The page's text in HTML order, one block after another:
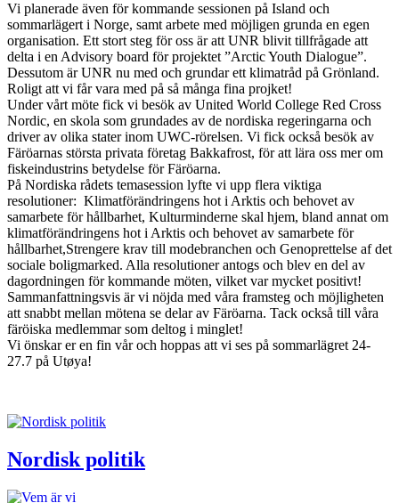
Vi planerade även för kommande sessionen på Island och
sommarlägert i Norge, samt arbete med möjligen grunda en egen
organisation. Ett stort steg för oss är att UNR blivit tillfrågade att
delta i en Advisory board för projektet ”Arctic Youth Dialogue”.
Dessutom är UNR nu med och grundar ett klimatråd på Grönland.
Roligt att vi får vara med på så många fina projket!
Under vårt möte fick vi besök av United World College Red Cross
Nordic, en skola som grundades av de nordiska regeringarna och
driver av olika stater inom UWC-rörelsen. Vi fick också besök av
Färöarnas största privata företag Bakkafrost, för att lära oss mer om
fiskeindustrins betydelse för Färöarna.
På Nordiska rådets temasession lyfte vi upp flera viktiga
resolutioner: Klimatförändringens hot i Arktis och behovet av
samarbete för hållbarhet, Kulturminderne skal hjem, bland annat om
klimatförändringens hot i Arktis och behovet av samarbete för
hållbarhet,Strengere krav till modebranchen och Genoprettelse af det
sociale boligmarked. Alla resolutioner antogs och blev en del av
dagordningen för kommande möten, vilket var mycket positivt!
Sammanfattningsvis är vi nöjda med våra framsteg och möjligheten
att snabbt mellan mötena se delar av Färöarna. Tack också till våra
färöiska medlemmar som deltog i minglet!
Vi önskar er en fin vår och hoppas att vi ses på sommarlägret 24-
27.7 på Utøya!
Nordisk politik